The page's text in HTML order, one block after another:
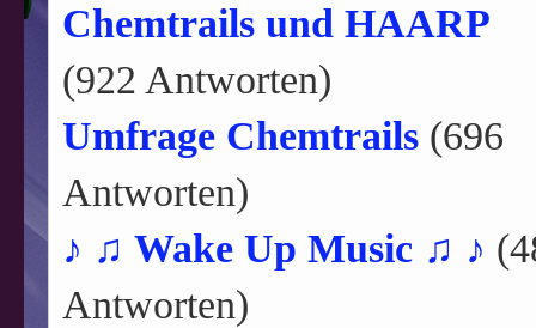
Chemtrails und HAARP
(922 Antworten)
Umfrage Chemtrails (696
Antworten)
♪ ♫ Wake Up Music ♫ ♪
Antworten)